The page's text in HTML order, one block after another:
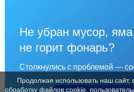
Не убран мусор, яма
не горит фонарь?
Столкнулись с проблемой —
Продолжая использовать наш сайт,
обработку файлов cookie,